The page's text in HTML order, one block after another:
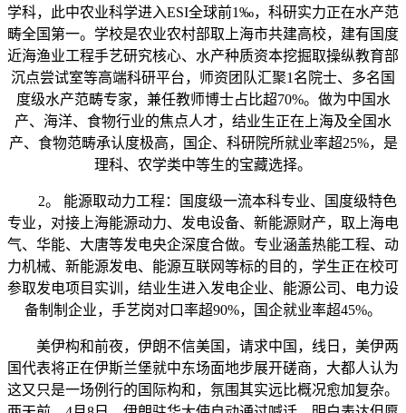
学科，此中农业科学进入ESI全球前1‰，科研实力正在水产范
畴全国第一。学校是农业农村部取上海市共建高校，建有国度
近海渔业工程手艺研究核心、水产种质资本挖掘取操纵教育部
沉点尝试室等高端科研平台，师资团队汇聚1名院士、多名国
度级水产范畴专家，兼任教师博士占比超70%。做为中国水
产、海洋、食物行业的焦点人才，结业生正在上海及全国水
产、食物范畴承认度极高，国企、科研院所就业率超25%，是
理科、农学类中等生的宝藏选择。
2。 能源取动力工程：国度级一流本科专业、国度级特色
专业，对接上海能源动力、发电设备、新能源财产，取上海电
气、华能、大唐等发电央企深度合做。专业涵盖热能工程、动
力机械、新能源发电、能源互联网等标的目的，学生正在校可
参取发电项目实训，结业生进入发电企业、能源公司、电力设
备制制企业，手艺岗对口率超90%，国企就业率超45%。
美伊构和前夜，伊朗不信美国，请求中国，线日，美伊两
国代表将正在伊斯兰堡就中东场面地步展开磋商，大都人认为
这又只是一场例行的国际构和，氛围其实远比概况愈加复杂。